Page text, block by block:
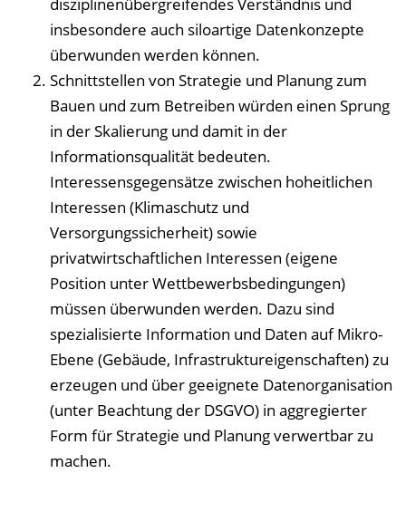
insbesondere auch siloartige Datenkonzepte
überwunden werden können.
Schnittstellen von Strategie und Planung zum
Bauen und zum Betreiben würden einen Sprung
in der Skalierung und damit in der
Informationsqualität bedeuten.
Interessensgegensätze zwischen hoheitlichen
Interessen (Klimaschutz und
Versorgungssicherheit) sowie
privatwirtschaftlichen Interessen (eigene
Position unter Wettbewerbsbedingungen)
müssen überwunden werden. Dazu sind
spezialisierte Information und Daten auf Mikro-
Ebene (Gebäude, Infrastruktureigenschaften) zu
erzeugen und über geeignete Datenorganisation
(unter Beachtung der DSGVO) in aggregierter
Form für Strategie und Planung verwertbar zu
machen.